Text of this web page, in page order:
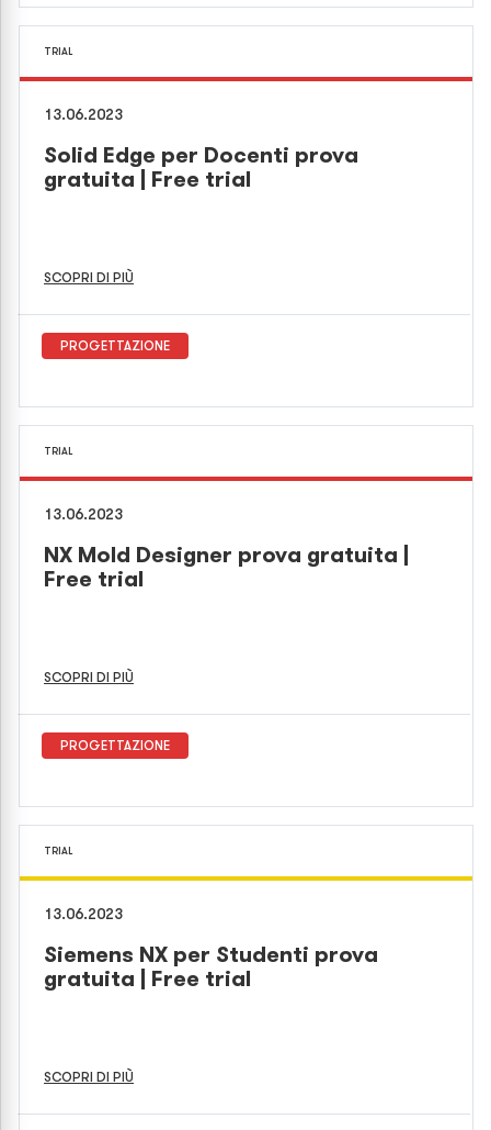
TRIAL
13.06.2023
Solid Edge per Docenti prova
gratuita | Free trial
SCOPRI DI PIÙ
PROGETTAZIONE
TRIAL
13.06.2023
NX Mold Designer prova gratuita |
Free trial
SCOPRI DI PIÙ
PROGETTAZIONE
TRIAL
13.06.2023
Siemens NX per Studenti prova
gratuita | Free trial
SCOPRI DI PIÙ